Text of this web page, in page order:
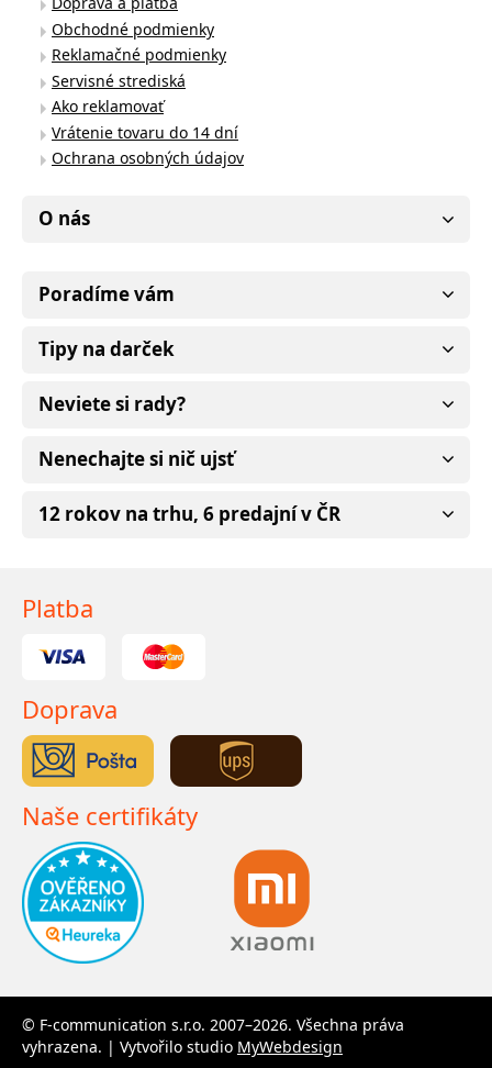
Obchodné podmienky
Reklamačné podmienky
Servisné strediská
Ako reklamovať
Vrátenie tovaru do 14 dní
Ochrana osobných údajov
O nás
Poradíme vám
Tipy na darček
Neviete si rady?
Nenechajte si nič ujsť
12 rokov na trhu, 6 predajní v ČR
Platba
Doprava
Naše certifikáty
© F-communication s.r.o. 2007–2026. Všechna práva
vyhrazena. | Vytvořilo studio MyWebdesign